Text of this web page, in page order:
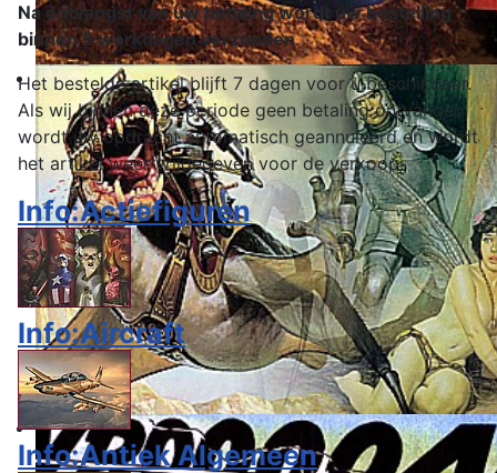
Na ontvangst van uw betaling wordt uw bestelling
binnen 5 werkdagen verzonden.
Het bestelde artikel blijft 7 dagen voor u beschikbaar.
Als wij binnen deze periode geen betaling ontvangen
wordt uw opdracht automatisch geannuleerd en wordt
het artikel weer vrijgegeven voor de verkoop.
Info:Actiefiguren
Info:Aircraft
Info:Antiek Algemeen